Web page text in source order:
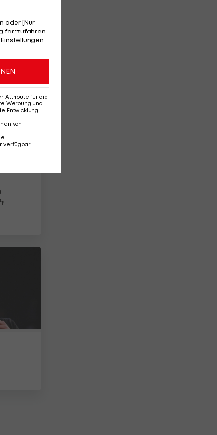
oder [Nur
fortzufahren.
Attribute für die
Werbung und
Entwicklung
von
verfügbar: